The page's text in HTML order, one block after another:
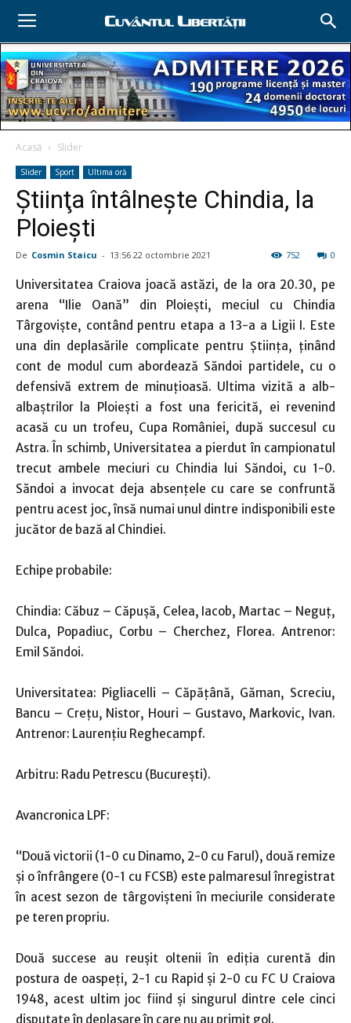
Acasă Slider
Slider Sport Ultima oră
Ştiinţa întâlneşte Chindia, la
Ploieşti
De Cosmin Staicu - 13:56 22 octombrie 2021 0
752
Universitatea Craiova joacă astăzi, de la ora 20.30, pe
arena “Ilie Oană” din Ploieşti, meciul cu Chindia
Târgovişte, contând pentru etapa a 13-a a Ligii I. Este
una din deplasările complicate pentru Ştiinţa, ţinând
cont de modul cum abordează Săndoi partidele, cu o
defensivă extrem de minuţioasă. Ultima vizită a alb-
albaştrilor la Ploieşti a fost una fericită, ei revenind
acasă cu un trofeu, Cupa României, după succesul cu
Astra. În schimb, Universitatea a pierdut în campionatul
trecut ambele meciuri cu Chindia lui Săndoi, cu 1-0.
Săndoi a invocat deja absenţele cu care se confruntă
pentru acest joc, însă numai unul dintre indisponibili este
jucător de bază al Chindiei.
Echipe probabile:
Chindia: Căbuz – Căpuşă, Celea, Iacob, Martac – Neguţ,
Dulca, Popadiuc, Corbu – Cherchez, Florea. Antrenor:
Emil Săndoi.
Universitatea: Pigliacelli – Căpăţână, Găman, Screciu,
Bancu – Creţu, Nistor, Houri – Gustavo, Markovic, Ivan.
Antrenor: Laurenţiu Reghecampf.
Arbitru: Radu Petrescu (Bucureşti).
Avancronica LPF:
“Două victorii (1-0 cu Dinamo, 2-0 cu Farul), două remize
şi o înfrângere (0-1 cu FCSB) este palmaresul înregistrat
în acest sezon de târgovişteni în meciurile considerate
pe teren propriu.
Două succese au reuşit oltenii în ediţia curentă din
postura de oaspeţi, 2-1 cu Rapid şi 2-0 cu FC U Craiova
1948, acest ultim joc fiind şi singurul dintre cele cinci
disputate în deplasare în care nu au primit gol.